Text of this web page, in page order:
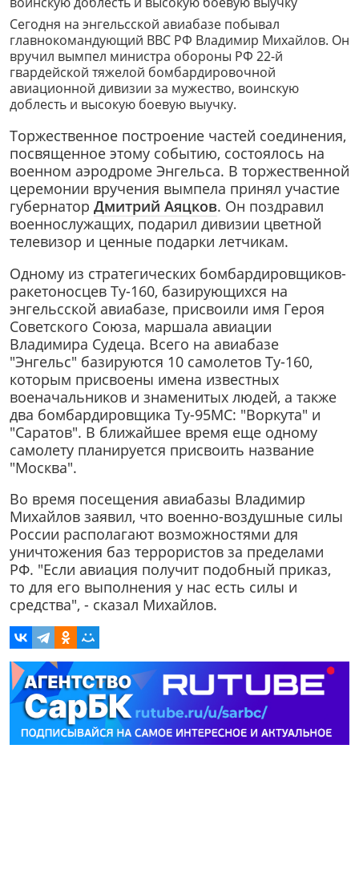
Сегодня на энгельсской авиабазе побывал
главнокомандующий ВВС РФ Владимир Михайлов. Он
вручил вымпел министра обороны РФ 22-й
гвардейской тяжелой бомбардировочной
авиационной дивизии за мужество, воинскую
доблесть и высокую боевую выучку.
Торжественное построение частей соединения,
посвященное этому событию, состоялось на
военном аэродроме Энгельса. В торжественной
церемонии вручения вымпела принял участие
губернатор Дмитрий Аяцков. Он поздравил
военнослужащих, подарил дивизии цветной
телевизор и ценные подарки летчикам.
Одному из стратегических бомбардировщиков-
ракетоносцев Ту-160, базирующихся на
энгельсской авиабазе, присвоили имя Героя
Советского Союза, маршала авиации
Владимира Судеца. Всего на авиабазе
"Энгельс" базируются 10 самолетов Ту-160,
которым присвоены имена известных
военачальников и знаменитых людей, а также
два бомбардировщика Ту-95МС: "Воркута" и
"Саратов". В ближайшее время еще одному
самолету планируется присвоить название
"Москва".
Во время посещения авиабазы Владимир
Михайлов заявил, что военно-воздушные силы
России располагают возможностями для
уничтожения баз террористов за пределами
РФ. "Если авиация получит подобный приказ,
то для его выполнения у нас есть силы и
средства", - сказал Михайлов.